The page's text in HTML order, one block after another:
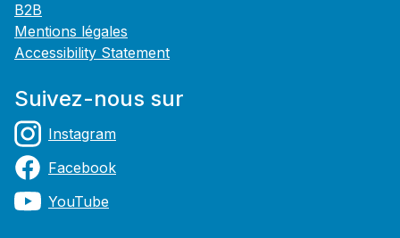
B2B
Mentions légales
Accessibility Statement
Suivez-nous sur
Instagram
Facebook
YouTube